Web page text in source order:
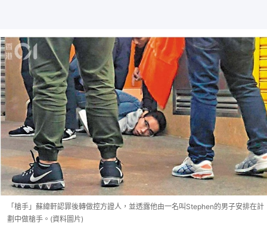
「槍手」蘇緯軒認罪後轉做控方證人，並透露他由一名叫Stephen的男子安排在計
劃中做槍手。(資料圖片)